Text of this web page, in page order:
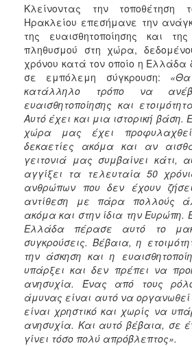
Κλείνοντας την τοποθέτηση
Ηρακλείου επεσήμανε την
της ευαισθητοποίησης και
πληθυσμού στη χώρα,
χρόνου κατά τον οποίο η Ελλάδα
σε εμπόλεμη σύγκρουση:
κατάλληλο τρόπο να
ευαισθητοποίησης και
Αυτό έχει και μια ιστορική βάση.
χώρα μας έχει προφυλαχθεί
δεκαετίες ακόμα και αν
γειτονιά μας συμβαίνει κάτι,
αγγίξει τα τελευταία 50
ανθρώπων που δεν έχουν
αντίθεση με πάρα πολλούς
ακόμα και στην ίδια την Ευρώπη.
Ελλάδα πέρασε αυτό το
συγκρούσεις. Βέβαια, η
την άσκηση και η
υπάρξει και δεν πρέπει να
ανησυχία. Ένας από τους
άμυνας είναι αυτό να
είναι χρηστικό και χωρίς να
ανησυχία. Και αυτό βέβαια, σε
γίνει τόσο πολύ απρόβλεπτος».